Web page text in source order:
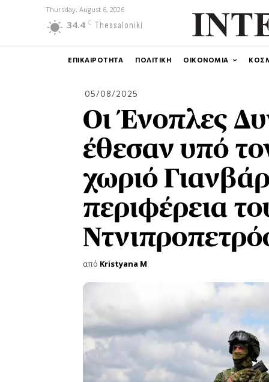
Thursday, August 6, 2026
34.4 C Thessaloniki
ΕΠΙΚΑΙΡΟΤΗΤΑ ΠΟΛΙΤΙΚΗ ΟΙΚΟΝΟΜΙΑ
05/08/2025
Οι Ένοπλες
έθεσαν υπό
χωριό
περιφέρεια
από Kristyana M